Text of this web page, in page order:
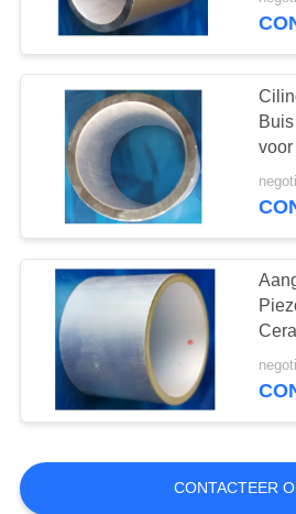
De ultrasone
Omvormer
Stroommeter
Ultrasone
CONTACTEER